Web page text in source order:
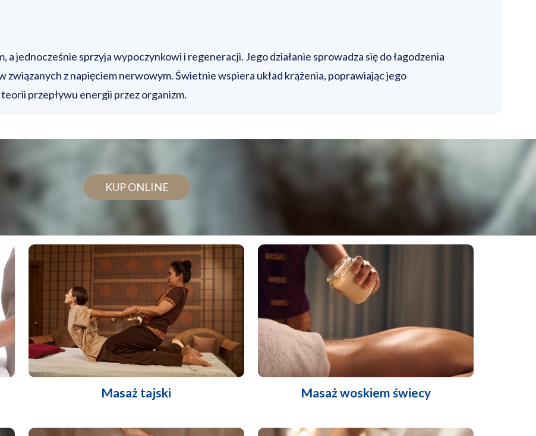
a jednocześnie sprzyja wypoczynkowi i regeneracji. Jego działanie sprowadza się do łagodzenia
z napięciem nerwowym. Świetnie wspiera układ krążenia, poprawiając jego
przepływu energii przez organizm.
KUP ONLINE
Masaż tajski Masaż woskiem świecy